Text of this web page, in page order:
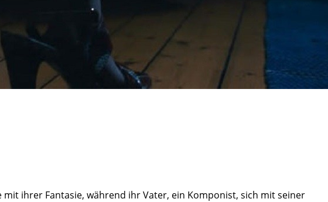
ihrer Fantasie, während ihr Vater, ein Komponist, sich mit seiner